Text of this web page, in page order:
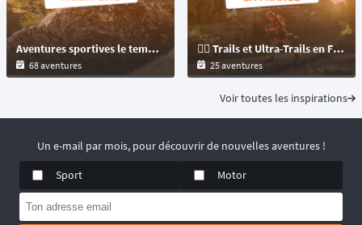
Aventures sportives le temps d'un week-end : trail, VTT, gravel
68 aventures
🏃‍♂️ Trails et Ultra-Trails en France & Outre-Mer : les plus belles aventures à découvrir
25 aventures
Voir toutes les inspirations
Un e-mail par mois, pour découvrir de nouvelles aventures !
Sport
Motor